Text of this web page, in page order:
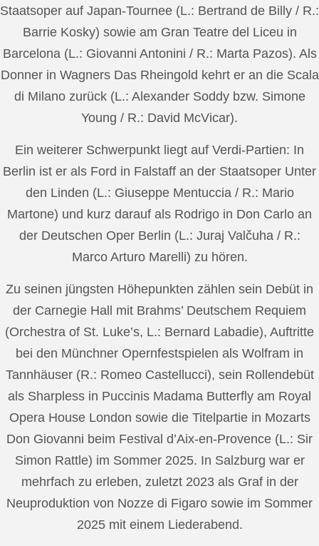
Staatsoper auf Japan-Tournee (L.: Bertrand de Billy / R.:
Barrie Kosky) sowie am Gran Teatre del Liceu in
Barcelona (L.: Giovanni Antonini / R.: Marta Pazos). Als
Donner in Wagners Das Rheingold kehrt er an die Scala
di Milano zurück (L.: Alexander Soddy bzw. Simone
Young / R.: David McVicar).
Ein weiterer Schwerpunkt liegt auf Verdi-Partien: In
Berlin ist er als Ford in Falstaff an der Staatsoper Unter
den Linden (L.: Giuseppe Mentuccia / R.: Mario
Martone) und kurz darauf als Rodrigo in Don Carlo an
der Deutschen Oper Berlin (L.: Juraj Valčuha / R.:
Marco Arturo Marelli) zu hören.
Zu seinen jüngsten Höhepunkten zählen sein Debüt in
der Carnegie Hall mit Brahms’ Deutschem Requiem
(Orchestra of St. Luke’s, L.: Bernard Labadie), Auftritte
bei den Münchner Opernfestspielen als Wolfram in
Tannhäuser (R.: Romeo Castellucci), sein Rollendebüt
als Sharpless in Puccinis Madama Butterfly am Royal
Opera House London sowie die Titelpartie in Mozarts
Don Giovanni beim Festival d’Aix-en-Provence (L.: Sir
Simon Rattle) im Sommer 2025. In Salzburg war er
mehrfach zu erleben, zuletzt 2023 als Graf in der
Neuproduktion von Nozze di Figaro sowie im Sommer
2025 mit einem Liederabend.